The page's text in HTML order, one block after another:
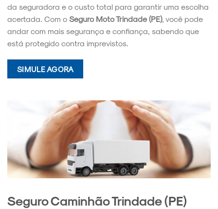
da seguradora e o custo total para garantir uma escolha
acertada. Com o Seguro Moto Trindade (PE), você pode
andar com mais segurança e confiança, sabendo que
está protegido contra imprevistos.
SIMULE AGORA
Seguro Caminhão Trindade (PE)